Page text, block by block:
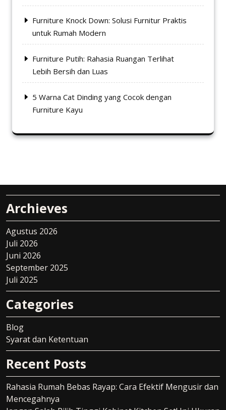
Furniture Knock Down: Solusi Furnitur Praktis
untuk Rumah Modern
Furniture Putih: Rahasia Ruangan Terlihat
Lebih Bersih dan Luas
5 Warna Cat Dinding yang Cocok dengan
Furniture Kayu
Archieves
Agustus 2026
Juli 2026
Juni 2026
September 2025
Juli 2025
Categories
Blog
Syarat dan Ketentuan
Recent Posts
Rahasia Rumah Bebas Rayap: Cara Efektif Mengusir dan
Mencegahnya